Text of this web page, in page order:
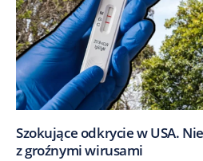
Szokujące odkrycie w USA.
z groźnymi wirusami